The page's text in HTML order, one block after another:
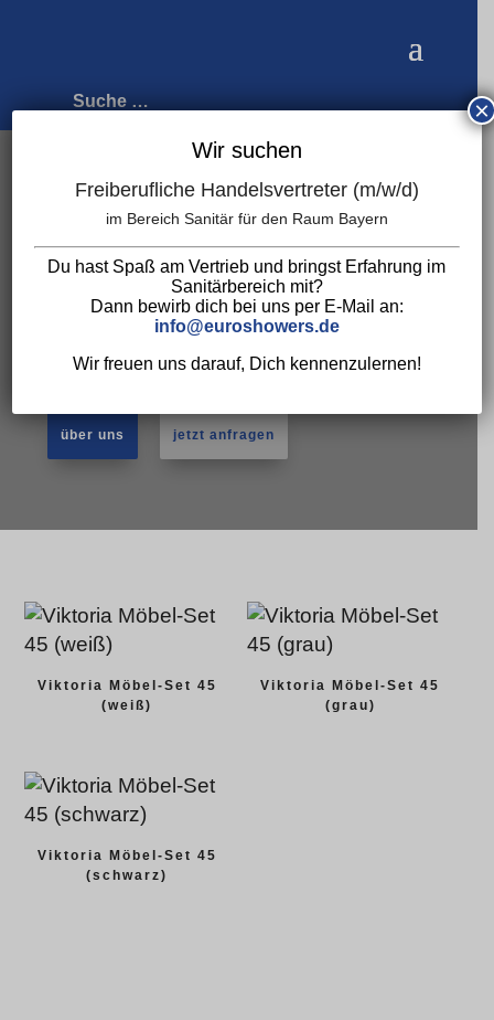
Viktoria 45 cm
über uns jetzt anfragen
Viktoria Möbel-Set 45
(weiß)
Viktoria Möbel-Set 45
(grau)
Viktoria Möbel-Set 45
(schwarz)
Wir suchen
Freiberufliche Handelsvertreter (m/w/d)
im Bereich Sanitär für den Raum Bayern
Du hast Spaß am Vertrieb und bringst Erfahrung im
Sanitärbereich mit?
Dann bewirb dich bei uns per E-Mail an:
info@euroshowers.de
Wir freuen uns darauf, Dich kennenzulernen!
×